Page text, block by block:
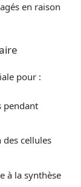
en raison
pour :
pendant
des cellules
à la synthèse